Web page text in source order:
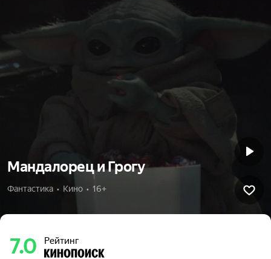
Мандалорец и Грогу
Фантастика  •  Кино  •  16+
7.0 Рейтинг